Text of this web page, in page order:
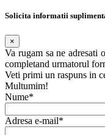
Solicita informatii
×
Va rugam sa ne adresati
completand urmatorul
Veti primi un raspuns in
Multumim!
Nume*
Adresa e-mail*